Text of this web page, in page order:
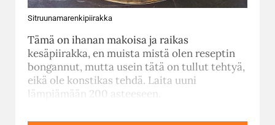
Sitruunamarenkipiirakka
Tämä on ihanan makoisa ja raikas
kesäpiirakka, en muista mistä olen reseptin
bongannut, mutta usein tätä on tullut tehtyä,
eikä ole konstikas tehdä. Laita uuni
lämpiämään 200 asteeseen.